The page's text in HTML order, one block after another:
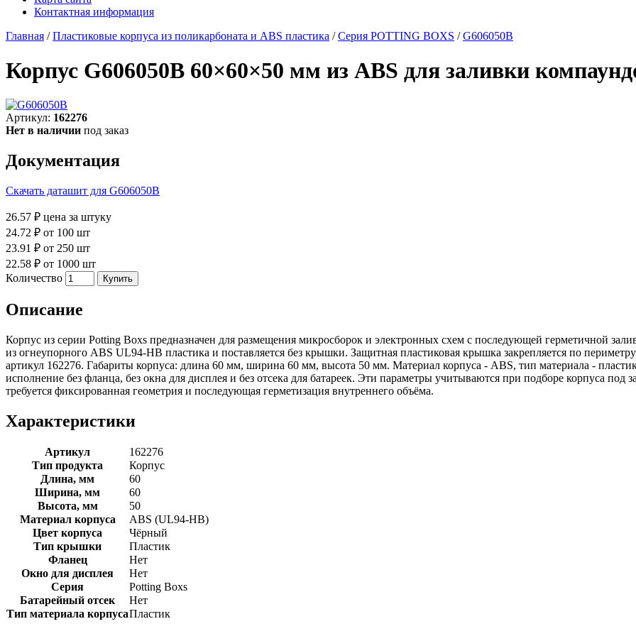
Контактная информация
Главная /Пластиковые корпуса из поликарбоната и ABS пластика /Серия POTTING BOXS /G606050B
Корпус G606050B 60×60×50 мм из ABS для заливки
Артикул: 162276
Нет в наличии под заказ
Документация
Скачать даташит для G606050B
26.57 ₽ цена за штуку
24.72 ₽ от 100 шт
23.91 ₽ от 250 шт
22.58 ₽ от 1000 шт
Количество
Описание
Корпус из серии Potting Boxs предназначен для размещения микросборок и электронных схем с последующей герметичной
из огнеупорного ABS UL94-HB пластика и поставляется без крышки. Защитная пластиковая крышка закрепляется по
артикул 162276. Габариты корпуса: длина 60 мм, ширина 60 мм, высота 50 мм. Материал корпуса - ABS, тип материала -
исполнение без фланца, без окна для дисплея и без отсека для батареек. Эти параметры учитываются при подборе корпуса
требуется фиксированная геометрия и последующая герметизация внутреннего объёма.
Характеристики
Артикул
162276
Тип продукта
Корпус
Длина, мм
60
Ширина, мм
60
Высота, мм
50
Материал корпуса
ABS (UL94-HB)
Цвет корпуса
Чёрный
Тип крышки
Пластик
Фланец
Нет
Окно для дисплея
Нет
Серия
Potting Boxs
Батарейный отсек
Нет
Тип материала корпусаПластик